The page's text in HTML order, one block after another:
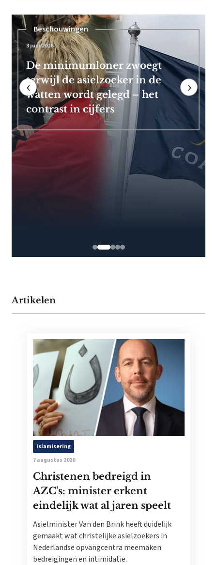
Pensioen
7 mei 2026
Frans Timmermans kan vroeg
met pensioen dankzij royale
EU-uitkering
‹ ›
Artikelen
Islamisering
7 augustus 2026
Christenen bedreigd in
AZC's: minister erkent
eindelijk wat al jaren speelt
Asielminister Van den Brink heeft duidelijk
gemaakt wat christelijke asielzoekers in
Nederlandse opvangcentra meemaken:
bedreigingen en intimidatie.